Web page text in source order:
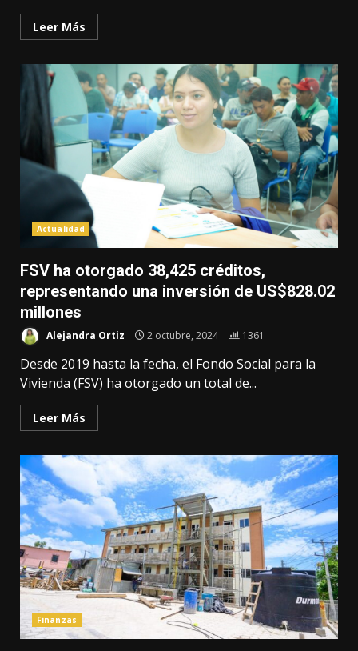
Leer Más
Actualidad
FSV ha otorgado 38,425 créditos,
representando una inversión de US$828.02
millones
Alejandra Ortiz 2 octubre, 2024 1361
Desde 2019 hasta la fecha, el Fondo Social para la
Vivienda (FSV) ha otorgado un total de...
Leer Más
Finanzas